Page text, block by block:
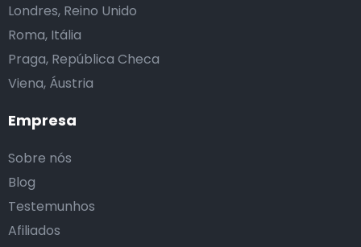
Empresa
Sobre nós
Blog
Testemunhos
Afiliados
Londres, Reino Unido
Roma, Itália
Praga, República Checa
Viena, Áustria